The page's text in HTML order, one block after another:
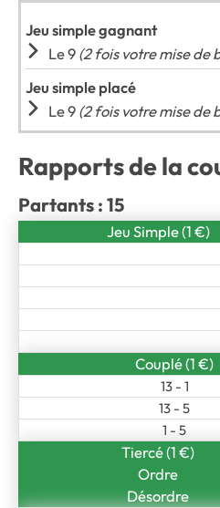
Jeu simple gagnant
Le 9(2 fois votre mise de
Jeu simple placé
Le 9(2 fois votre mise de
Rapports de la
Partants : 15
Jeu Simple (1 €)
Couplé (1 €)
13 - 1
13 - 5
1 - 5
Tiercé (1 €)
Ordre
Désordre